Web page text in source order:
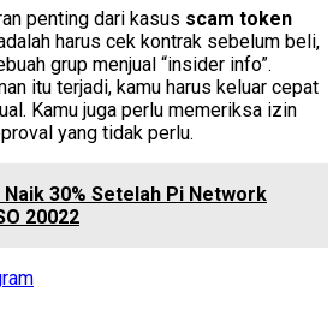
penting dari kasus scam token
harus cek kontrak sebelum beli,
grup menjual “insider info”.
itu terjadi, kamu harus keluar cepat
Kamu juga perlu memeriksa izin
yang tidak perlu.
Naik 30% Setelah Pi Network
20022